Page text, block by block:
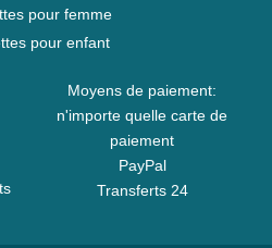
pour femme
pour enfant
Moyens de paiement:
n'importe quelle carte de
paiement
PayPal
Transferts 24